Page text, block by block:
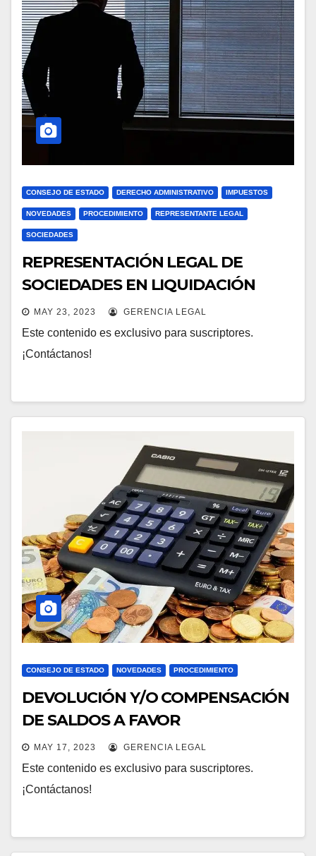
CONSEJO DE ESTADO DERECHO ADMINISTRATIVO IMPUESTOS
NOVEDADES PROCEDIMIENTO REPRESENTANTE LEGAL
SOCIEDADES
REPRESENTACIÓN LEGAL DE
SOCIEDADES EN LIQUIDACIÓN
MAY 23, 2023 GERENCIA LEGAL
Este contenido es exclusivo para suscriptores.
¡Contáctanos!
CONSEJO DE ESTADO NOVEDADES PROCEDIMIENTO
DEVOLUCIÓN Y/O COMPENSACIÓN
DE SALDOS A FAVOR
MAY 17, 2023 GERENCIA LEGAL
Este contenido es exclusivo para suscriptores.
¡Contáctanos!